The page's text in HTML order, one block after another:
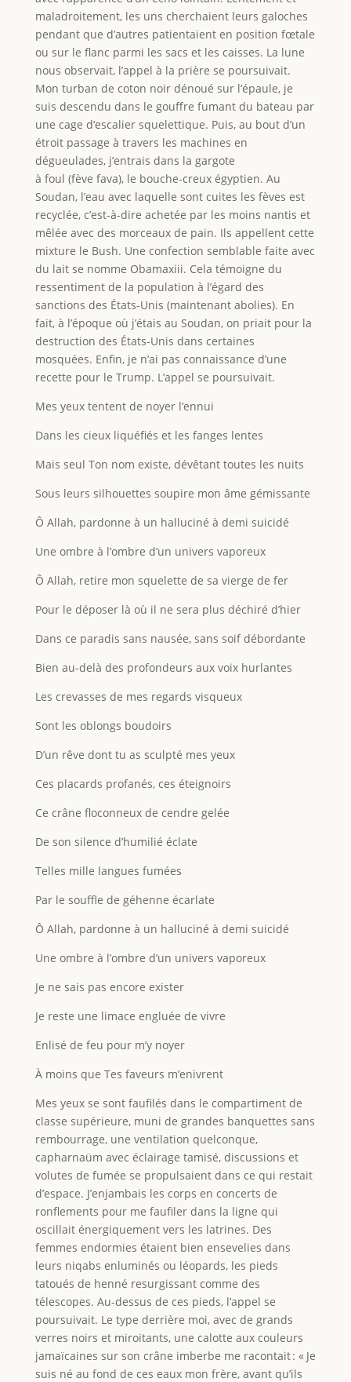
maladroitement, les uns cherchaient leurs galoches
pendant que d’autres patientaient en position fœtale
ou sur le flanc parmi les sacs et les caisses. La lune
nous observait, l’appel à la prière se poursuivait.
Mon turban de coton noir dénoué sur l’épaule, je
suis descendu dans le gouffre fumant du bateau par
une cage d’escalier squelettique. Puis, au bout d’un
étroit passage à travers les machines en
dégueulades, j’entrais dans la gargote
à foul (fève fava), le bouche-creux égyptien. Au
Soudan, l’eau avec laquelle sont cuites les fèves est
recyclée, c’est-à-dire achetée par les moins nantis et
mêlée avec des morceaux de pain. Ils appellent cette
mixture le Bush. Une confection semblable faite avec
du lait se nomme Obamaxiii. Cela témoigne du
ressentiment de la population à l’égard des
sanctions des États-Unis (maintenant abolies). En
fait, à l’époque où j’étais au Soudan, on priait pour la
destruction des États-Unis dans certaines
mosquées. Enfin, je n’ai pas connaissance d’une
recette pour le Trump. L’appel se poursuivait.
Mes yeux tentent de noyer l’ennui
Dans les cieux liquéfiés et les fanges lentes
Mais seul Ton nom existe, dévêtant toutes les nuits
Sous leurs silhouettes soupire mon âme gémissante
Ô Allah, pardonne à un halluciné à demi suicidé
Une ombre à l’ombre d’un univers vaporeux
Ô Allah, retire mon squelette de sa vierge de fer
Pour le déposer là où il ne sera plus déchiré d’hier
Dans ce paradis sans nausée, sans soif débordante
Bien au-delà des profondeurs aux voix hurlantes
Les crevasses de mes regards visqueux
Sont les oblongs boudoirs
D’un rêve dont tu as sculpté mes yeux
Ces placards profanés, ces éteignoirs
Ce crâne floconneux de cendre gelée
De son silence d’humilié éclate
Telles mille langues fumées
Par le souffle de géhenne écarlate
Ô Allah, pardonne à un halluciné à demi suicidé
Une ombre à l’ombre d’un univers vaporeux
Je ne sais pas encore exister
Je reste une limace engluée de vivre
Enlisé de feu pour m’y noyer
À moins que Tes faveurs m’enivrent
Mes yeux se sont faufilés dans le compartiment de
classe supérieure, muni de grandes banquettes sans
rembourrage, une ventilation quelconque,
capharnaüm avec éclairage tamisé, discussions et
volutes de fumée se propulsaient dans ce qui restait
d’espace. J’enjambais les corps en concerts de
ronflements pour me faufiler dans la ligne qui
oscillait énergiquement vers les latrines. Des
femmes endormies étaient bien ensevelies dans
leurs niqabs enluminés ou léopards, les pieds
tatoués de henné resurgissant comme des
télescopes. Au-dessus de ces pieds, l’appel se
poursuivait. Le type derrière moi, avec de grands
verres noirs et miroitants, une calotte aux couleurs
jamaïcaines sur son crâne imberbe me racontait : « Je
suis né au fond de ces eaux mon frère, avant qu’ils